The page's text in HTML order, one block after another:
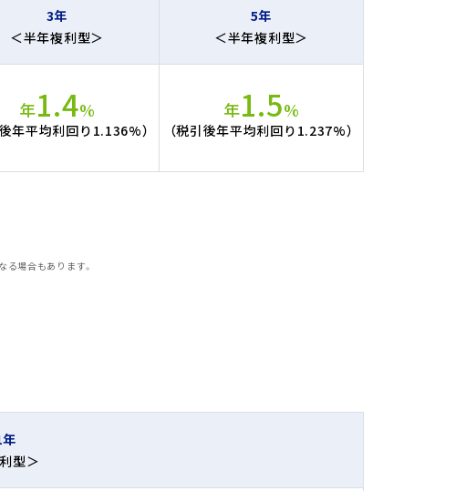
3年
＜半年複利型＞
5年
＜半年複利型＞
年1.4%
後年平均利回り1.136%）
年1.5%
（税引後年平均利回り1.237%）
場合もあります。
年
型＞